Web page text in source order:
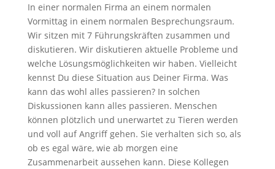
In einer normalen Firma an einem normalen
Vormittag in einem normalen Besprechungsraum.
Wir sitzen mit 7 Führungskräften zusammen und
diskutieren. Wir diskutieren aktuelle Probleme und
welche Lösungsmöglichkeiten wir haben. Vielleicht
kennst Du diese Situation aus Deiner Firma. Was
kann das wohl alles passieren? In solchen
Diskussionen kann alles passieren. Menschen
können plötzlich und unerwartet zu Tieren werden
und voll auf Angriff gehen. Sie verhalten sich so, als
ob es egal wäre, wie ab morgen eine
Zusammenarbeit aussehen kann. Diese Kollegen